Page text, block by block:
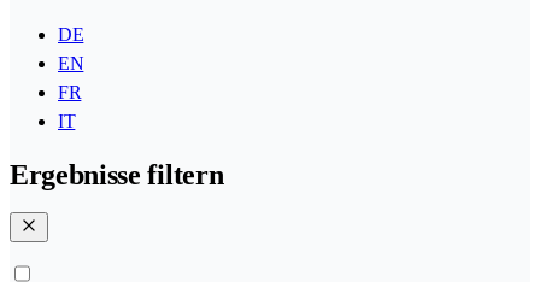
DE
EN
FR
IT
Ergebnisse filtern